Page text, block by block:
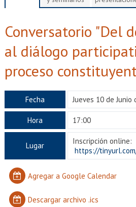
ADMISIÓN
EXTENSIÓN
Académicos
Egresados
Conversatorio "Del
al diálogo
proceso
Fecha Jueves 10 de Junio
Hora 17:00
Lugar
Inscripción online:
https://
Agregar a Google Calendar
Descargar archivo .ics